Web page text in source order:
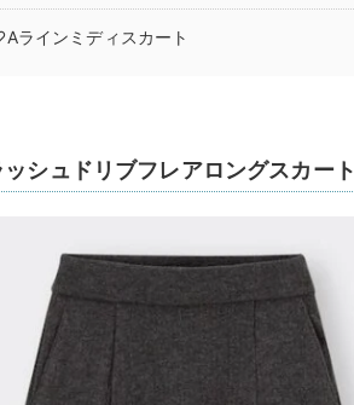
ラインミディスカート
シュドリブフレアロングスカート